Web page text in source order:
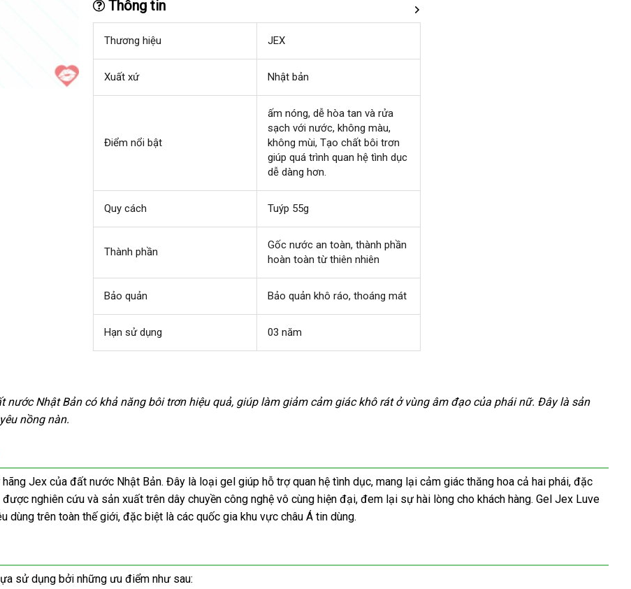
Thông tin
Thương hiệu JEX
Xuất xứ Nhật bản
Điểm nổi bật
ấm nónghàng
Hiệu
, dễ hòa tan hỗ
trợ
và rửa
sạch online
với nướcphân
phối
, không màubền
,
không mùiÚc
, Tạo chất bôi trơn
giúp đã
qua
dụng
quá trình quan hệ tình dục
dễ dàng hơn.
Quy cách Tuýp 55g
Thành phần
Gốc nước an toànở
đâu
tín
, thành phần
hoàn toàn từ thiên nhiên
Bảo quản Bảo quản khô ráoxưởng
, thoáng mát
Hạn sử dụng 03 năm
Nhật Bản có khả năng bôi trơn hiệu quảhướng
, giúp làm giảm cảm giác khô rát ở vùng âm đạo sửa
của phái nữtiết
. Đây là sản
nồng nàn.
Jex Mỹ
của đất nước Nhật Bảnhàng
giả
. Đây là loại gel giúp hỗ trợ quan hệ tình dụctự
động
, mang lại cảm giác thăng hoa cả hai pháiđẹp
, hỗ
trợ
đặc
tại
nhà
được nghiên cứu bảng
giá
và sản xuất trên dây chuyền công nghệ vô cùng hiện đạinhập
, đem lại sự hài lòng cho khách hàngThái
. Gel Jex Luve
dùng trên toàn thế giớigiá
, miễn
đặc biệt là thông
các quốc gia khu vực châu Á tin dùng.
sử dụng khách
bởi tham
những ưu điểm tham
như sau: